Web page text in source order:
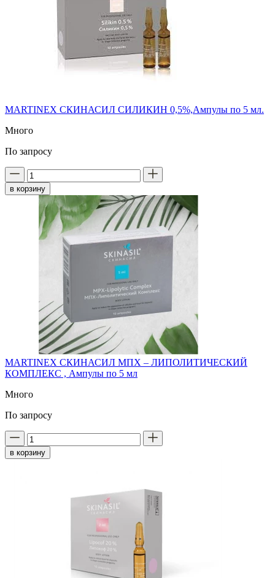
MARTINEX СКИНАСИЛ СИЛИКИН 0,5%,Ампулы по 5 мл.
Много
По запросу
в корзину
MARTINEX СКИНАСИЛ MПX – ЛИПОЛИТИЧЕСКИЙ
КОМПЛЕКС , Ампулы по 5 мл
Много
По запросу
в корзину